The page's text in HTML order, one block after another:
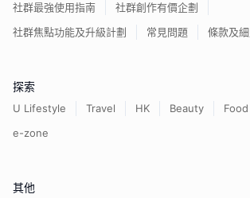
社群最強使用指南
社群創作有價企劃
社群焦點功能及升級計劃
常見問題 條款及
探索
U Lifestyle Travel HK Beauty Food
e-zone
其他